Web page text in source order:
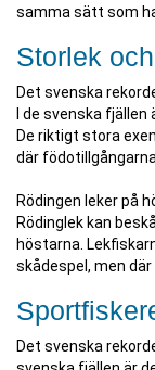
samma sätt som
Storlek
Det svenska
I de svenska
De riktigt stora
där
Rödingen leker på
Rödinglek kan
höstarna.
skådespel, men
Det svenska